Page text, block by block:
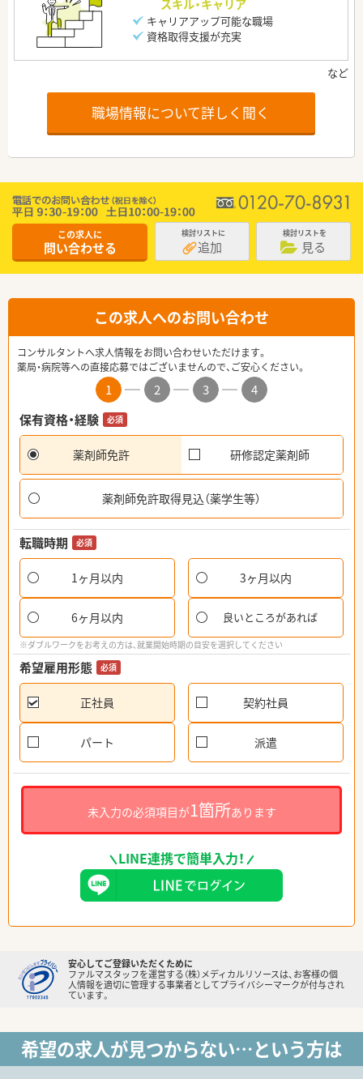
スキル・キャリア
キャリアアップ可能な職場
資格取得支援が充実
職場情報について詳しく聞く
この求人に
問い合わせる
検討リストに
追加
検討リストを
見る
この求人へのお問い合わせ
コンサルタントへ求人情報をお問い合わせいただけます。
薬局・病院等への直接応募ではございませんので、ご安心ください。
1 2 3
4
保有資格・経験
必須
薬剤師免許 研修認定薬剤師
薬剤師免許取得見込（薬学生等）
転職時期 必須
1ヶ月以内 3ヶ月以内
6ヶ月以内 良いところがあれば
※ダブルワークをお考えの方は、就業開始時期の目安を選択してください
希望雇用形態 必須
正社員 契約社員
パート 派遣
未入力の必須項目が1箇所あります
LINE連携で簡単入力！
安心してご登録いただくために
ファルマスタッフを運営する（株）メディカルリソースは、お客様の個
人情報を適切に管理する事業者としてプライバシーマークが付与され
ています。
希望の求人が見つからない…という方は